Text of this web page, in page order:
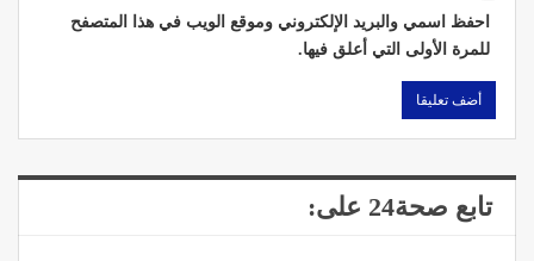
احفظ اسمي والبريد الإلكتروني وموقع الويب في هذا المتصفح
للمرة الأولى التي أعلق فيها.
تابع صحة24 على: